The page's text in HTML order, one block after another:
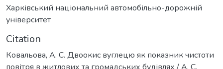
Харківський національний автомобільно-дорожній
університет
Citation
Ковальова, А. С. Двоокис вуглецю як показник чистоти